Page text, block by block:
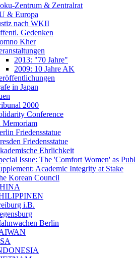
Zentrum & Zentralrat
& Europa
nach WKII
Gedenken
Kher
2013: "70 Jahre"
2009: 10 Jahre AK
in Japan
2000
Conference
Memoriam
Friedensstatue
Friedensstatue
Ehrlichkeit
Issue: The 'Comfort Women' as
Academic Integrity at Stake
Korean Council
i.B.
Berlin